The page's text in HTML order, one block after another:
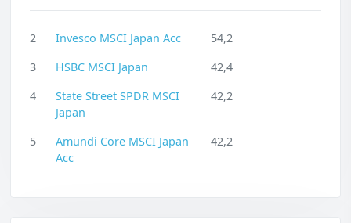
2 Invesco MSCI Japan Acc
54,2
3
HSBC MSCI Japan
42,4
4
State Street SPDR MSCI
Japan
42,2
5
Amundi Core MSCI Japan
Acc
42,2